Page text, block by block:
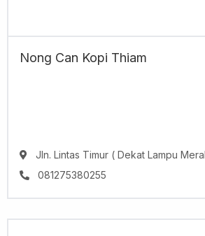
Nong Can Kopi Thiam
Jln. Lintas Timur ( Dekat Lampu
081275380255